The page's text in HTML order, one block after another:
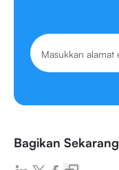
Bagikan Sekarang